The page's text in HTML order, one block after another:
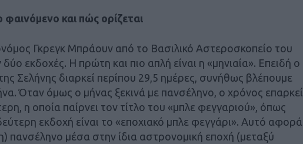
φαινόμενο και πώς ορίζεται
Γκρεγκ Μπράουν από το Βασιλικό Αστεροσκοπείο του
δύο εκδοχές. Η πρώτη και πιο απλή είναι η «μηνιαία». Επειδή ο
Σελήνης διαρκεί περίπου 29,5 ημέρες, συνήθως βλέπουμε
Όταν όμως ο μήνας ξεκινά με πανσέληνο, ο χρόνος επαρκεί
η οποία παίρνει τον τίτλο του «μπλε φεγγαριού», όπως
εκδοχή είναι το «εποχιακό μπλε φεγγάρι». Αυτό αφορά
πανσέληνο μέσα στην ίδια αστρονομική εποχή (μεταξύ